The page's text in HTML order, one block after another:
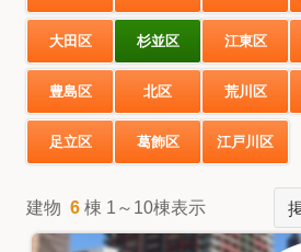
大田区 杉並区 江東区
豊島区 北区 荒川区
足立区 葛飾区 江戸川区
建物 6 棟 1～10棟表示